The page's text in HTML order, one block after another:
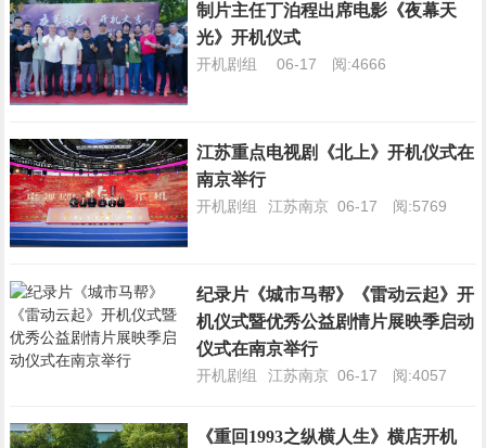
制片主任丁泊程出席电影《夜幕天
光》开机仪式
开机剧组 06-17 阅:4666
江苏重点电视剧《北上》开机仪式在
南京举行
开机剧组 江苏南京06-17 阅:5769
纪录片《城市马帮》《雷动云起》开
机仪式暨优秀公益剧情片展映季启动
仪式在南京举行
开机剧组 江苏南京06-17 阅:4057
《重回1993之纵横人生》横店开机